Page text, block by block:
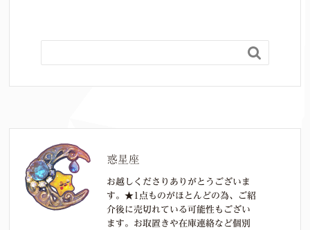

惑星座
お越しくださりありがとうございま
す。★1点ものがほとんどの為、ご紹
介後に売切れている可能性もござい
ます。お取置きや在庫連絡など個別